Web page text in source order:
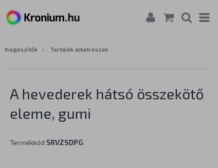
Kiegészítők › Tartalék alkatrészek
A hevederek hátsó összekötő
eleme, gumi
Termékkód SRVZSDPG